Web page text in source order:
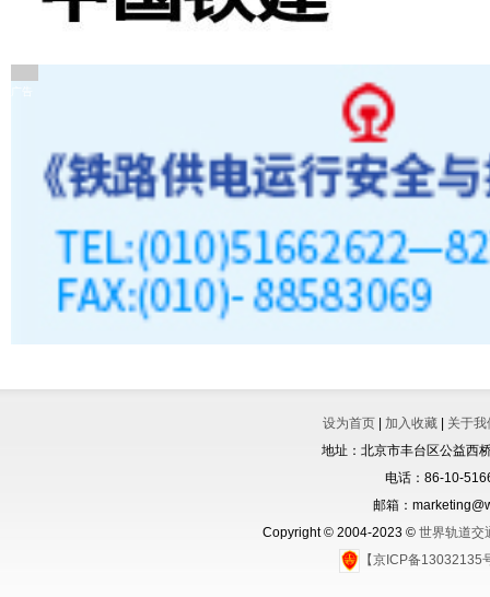
设为首页 加入收藏
关于我
地址：北京市丰台区公益西
电话：86-10-
邮箱：
Copyright © 2004-2023 © 世界轨道交
【京ICP备13032135